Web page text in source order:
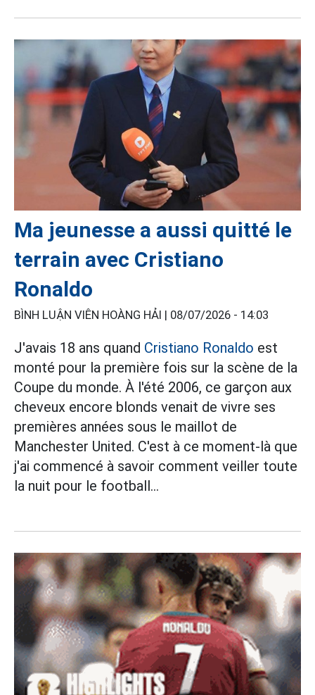
Ma jeunesse a aussi quitté le
terrain avec Cristiano
Ronaldo
BÌNH LUẬN VIÊN HOÀNG HẢI | 08/07/2026 - 14:03
J'avais 18 ans quand Cristiano Ronaldo est
monté pour la première fois sur la scène de la
Coupe du monde. À l'été 2006, ce garçon aux
cheveux encore blonds venait de vivre ses
premières années sous le maillot de
Manchester United. C'est à ce moment-là que
j'ai commencé à savoir comment veiller toute
la nuit pour le football...